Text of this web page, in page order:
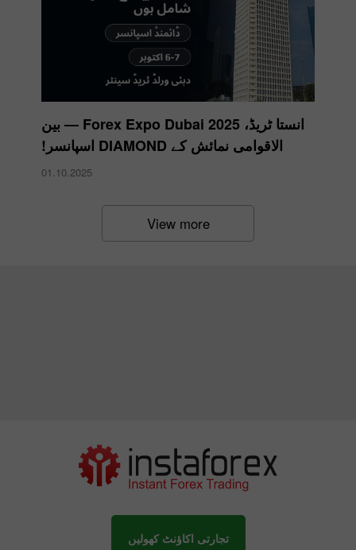
انستا ٹریڈ، Forex Expo Dubai 2025 — بین
الاقوامی نمائش کے DIAMOND اسپانسر!
01.10.2025
View more
تجارتی اکاؤنٹ کھولیں